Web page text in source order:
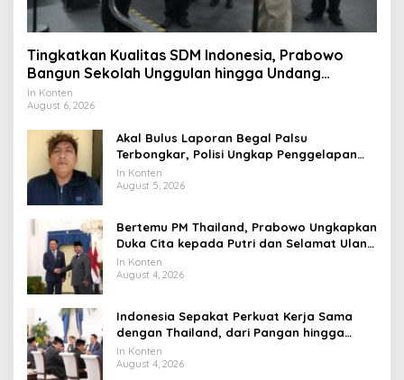
Tingkatkan Kualitas SDM Indonesia, Prabowo
Bangun Sekolah Unggulan hingga Undang
Universitas Terbaik Dunia
In Konten
August 6, 2026
Akal Bulus Laporan Begal Palsu
Terbongkar, Polisi Ungkap Penggelapan
Uang Perusahaan untuk Crypto
In Konten
August 5, 2026
Bertemu PM Thailand, Prabowo Ungkapkan
Duka Cita kepada Putri dan Selamat Ulang
Tahun ke Raja Thailand
In Konten
August 4, 2026
Indonesia Sepakat Perkuat Kerja Sama
dengan Thailand, dari Pangan hingga
Ekonomi Digital
In Konten
August 4, 2026